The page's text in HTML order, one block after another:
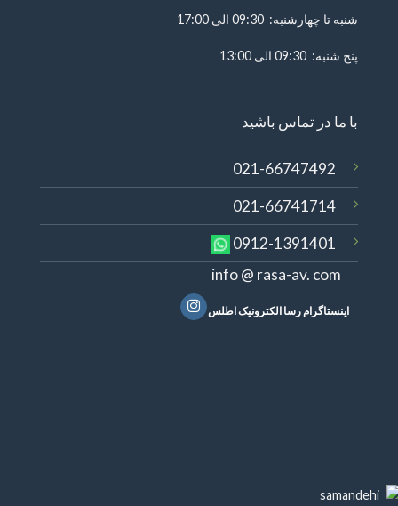
شنبه تا چهارشنبه: 09:30 الی 17:00
پنج شنبه: 09:30 الی 13:00
با ما در تماس باشید
021-66747492
021-66741714
0912-1391401
info @ rasa-av. com
اینستاگرام رسا الکترونیک اطلس